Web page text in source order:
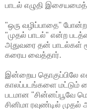
பாடல் எழுதி
"ஒரு வழிப்பாதை"
"முதல் பாடல்" என்ற
அதுவரை தன் பாடல்கள்
கரைய வைத்தார்.
இன்றைய தொகுப்பிலே
காலப்படங்களை மட்டும்
படமான "சின்னப்பூவே
சினிமா ரவுண்டில்